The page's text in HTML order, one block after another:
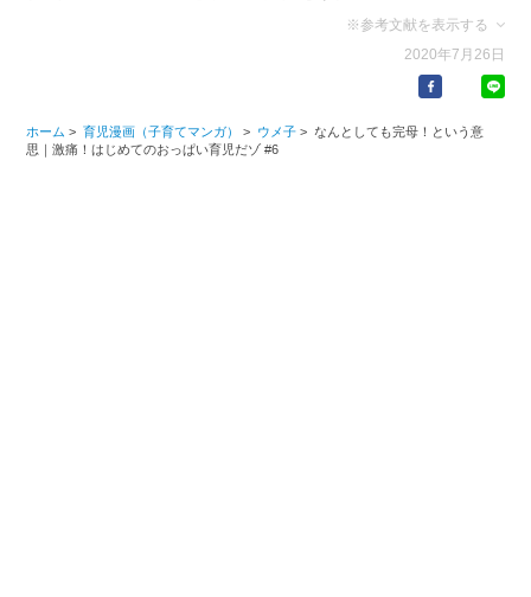
※参考文献を表示する
2020年7月26日
ホーム > 育児漫画（子育てマンガ） > ウメ子 > なんとしても完母！という意
思｜激痛！はじめてのおっぱい育児だゾ #6